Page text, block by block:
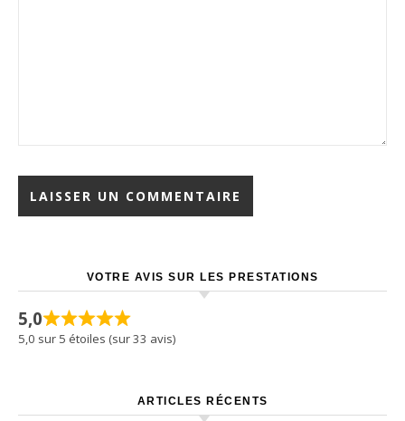
VOTRE AVIS SUR LES PRESTATIONS
5,0
5,0 sur 5 étoiles (sur 33 avis)
ARTICLES RÉCENTS